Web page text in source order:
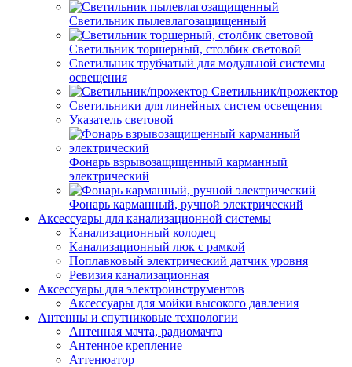
Светильник пылевлагозащищенный
Светильник торшерный, столбик световой
Светильник трубчатый для модульной системы
освещения
Светильник/прожектор
Светильники для линейных систем освещения
Указатель световой
Фонарь взрывозащищенный карманный
электрический
Фонарь карманный, ручной электрический
Аксессуары для канализационной системы
Канализационный колодец
Канализационный люк с рамкой
Поплавковый электрический датчик уровня
Ревизия канализационная
Аксессуары для электроинструментов
Аксессуары для мойки высокого давления
Антенны и спутниковые технологии
Антенная мачта, радиомачта
Антенное крепление
Аттенюатор